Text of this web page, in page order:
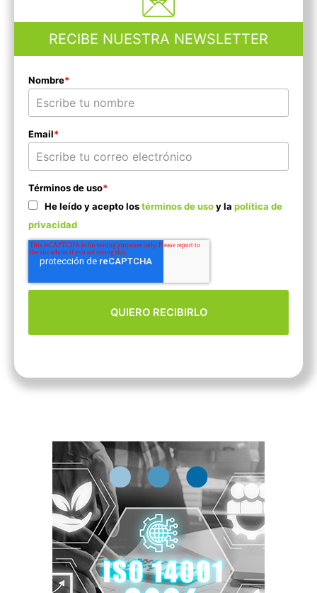
RECIBE NUESTRA NEWSLETTER
Nombre*
Email*
Términos de uso*
He leído y acepto lostérminos de usoy la política de
privacidad